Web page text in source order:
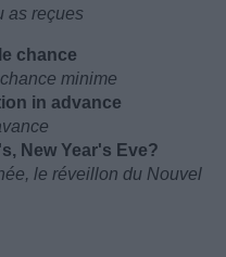
as reçues
chance
minime
in advance
New Year's Eve?
le réveillon du Nouvel